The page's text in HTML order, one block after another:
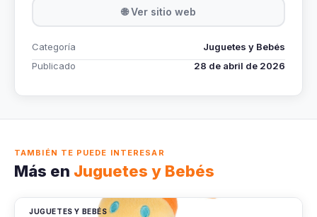
🌐 Ver sitio web
Categoría
Juguetes y Bebés
Publicado
28 de abril de 2026
TAMBIÉN TE PUEDE INTERESAR
Más en Juguetes y Bebés
JUGUETES Y BEBÉS